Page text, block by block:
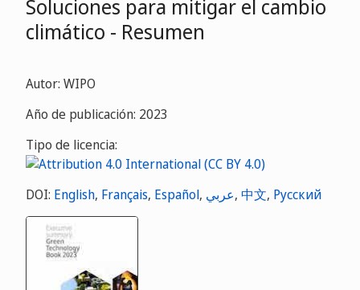
Soluciones para mitigar el cambio
climático - Resumen
Autor: WIPO
Año de publicación: 2023
Tipo de licencia:
DOI: English, Français, Español, عربي, 中文, Русский